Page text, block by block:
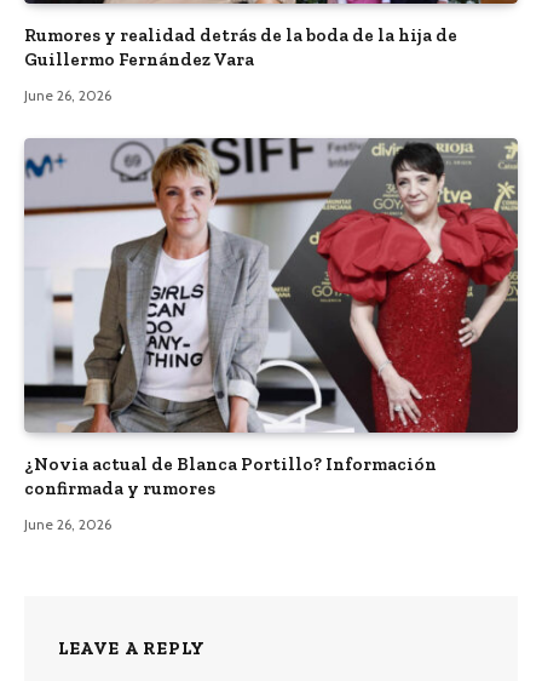
Rumores y realidad detrás de la boda de la hija de
Guillermo Fernández Vara
June 26, 2026
¿Novia actual de Blanca Portillo? Información
confirmada y rumores
June 26, 2026
LEAVE A REPLY